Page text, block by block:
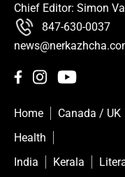
Chief Editor: Simon
847-630-0037
Home Canada / UK
Health
India
Kerala